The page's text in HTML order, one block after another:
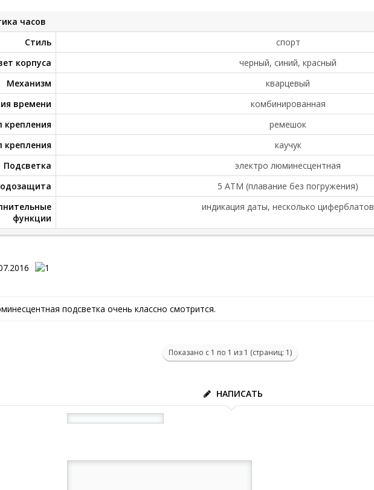
часов
Стиль
спорт
корпуса
черный, синий, красный
Механизм
кварцевый
времени
комбинированная
крепления
ремешок
крепления
каучук
Подсветка
электро люминесцентная
5 ATM (плавание без погружения)
функции
индикация даты, несколько циферблатов
подсветка очень классно смотрится.
Показано с 1 по 1 из 1 (страниц: 1)
НАПИСАТЬ